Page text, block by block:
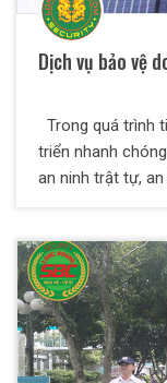
Dịch vụ bảo vệ
Trong quá trình
triển nhanh
an ninh trật tự, an
những nhu cầu
doanh nghiệp.